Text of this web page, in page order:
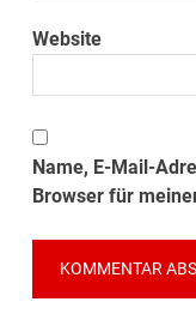
Website
Name, E-Mail-
Browser für